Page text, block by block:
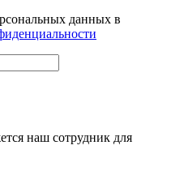
данных в
наш сотрудник для